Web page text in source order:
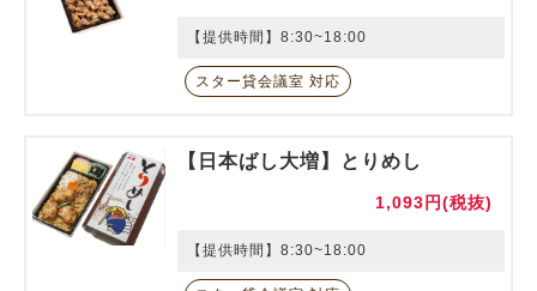
【提供時間】8:30~18:00
スター貸会議室 対応
【日本ばし大増】とりめし
1,093円(税抜)
【提供時間】8:30~18:00